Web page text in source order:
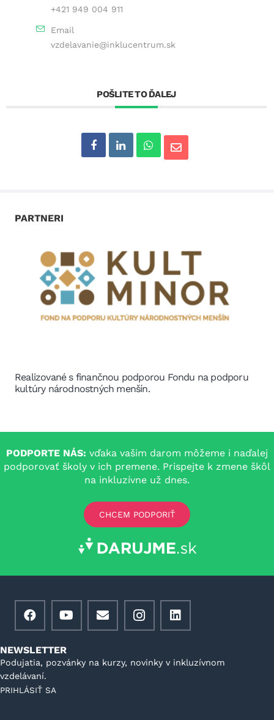
+421 949 004 911
Email
vzdelavanie@inklucentrum.sk
POŠLITE TO ĎALEJ
PARTNERI
Realizované s finančnou podporou Fondu na podporu
kultúry národnostných menšín.
PODPORTE NÁS: vďaka vašim darom môžeme i naďalej
podporovať školy v ich premene. Prispejte k zmene škôl
na inkluzívne už dnes.
CHCEM PODPORIŤ
NEWSLETTER
Podujatia, pozvánky na kurzy, novinky v inkluzívnom
vzdelávaní.
PRIHLÁSIŤ SA